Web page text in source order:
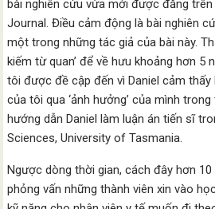
bài nghiên cứu vừa mới được đăng
Journal. Điều cảm động là bài nghiên
một trong những tác giả của bài này.
kiếm từ quan’ để về hưu khoảng hơn 5
tôi được đề cập đến vì Daniel cảm
của tôi qua ‘ảnh hưởng’ của mình
hướng dẫn Daniel làm luận án tiến sĩ
Sciences, University of Tasmania.
Ngược dòng thời gian, cách đây hơn
phỏng vấn những thành viên xin vào